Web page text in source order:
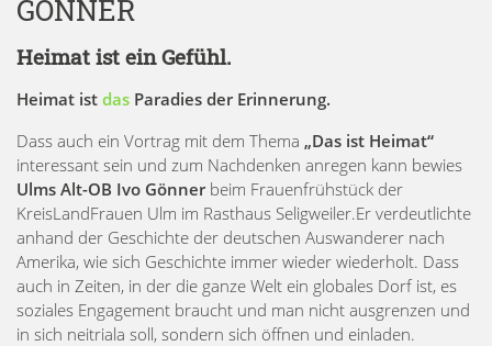
GÖNNER
Heimat ist ein Gefühl.
Heimat ist das Paradies der Erinnerung.
Dass auch ein Vortrag mit dem Thema „Das ist Heimat“
interessant sein und zum Nachdenken anregen kann bewies
Ulms Alt-OB Ivo Gönnerbeim Frauenfrühstück der
KreisLandFrauen Ulm im Rasthaus Seligweiler.Er verdeutlichte
anhand der Geschichte der deutschen Auswanderer nach
Amerika, wie sich Geschichte immer wieder wiederholt. Dass
auch in Zeiten, in der die ganze Welt ein globales Dorf ist, es
soziales Engagement braucht und man nicht ausgrenzen und
in sich neitriala soll, sondern sich öffnen und einladen.